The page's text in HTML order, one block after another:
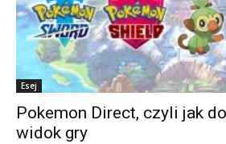
Esej
Pokemon Direct, czyli jak
widok gry